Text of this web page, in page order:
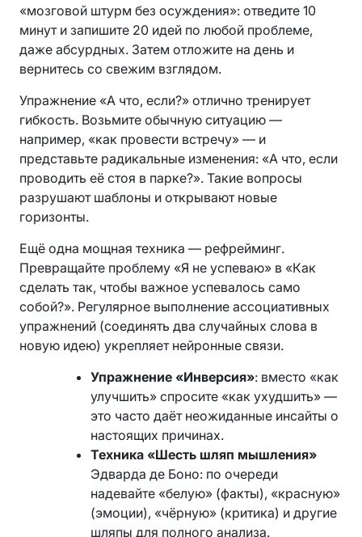
«мозговой штурм без осуждения»: отведите 10
минут и запишите 20 идей по любой проблеме,
даже абсурдных. Затем отложите на день и
вернитесь со свежим взглядом.
Упражнение «А что, если?» отлично тренирует
гибкость. Возьмите обычную ситуацию —
например, «как провести встречу» — и
представьте радикальные изменения: «А что, если
проводить её стоя в парке?». Такие вопросы
разрушают шаблоны и открывают новые
горизонты.
Ещё одна мощная техника — рефрейминг.
Превращайте проблему «Я не успеваю» в «Как
сделать так, чтобы важное успевалось само
собой?». Регулярное выполнение ассоциативных
упражнений (соединять два случайных слова в
новую идею) укрепляет нейронные связи.
Упражнение «Инверсия»: вместо «как
улучшить» спросите «как ухудшить» —
это часто даёт неожиданные инсайты о
настоящих причинах.
Техника «Шесть шляп мышления»
Эдварда де Боно: по очереди
надевайте «белую» (факты), «красную»
(эмоции), «чёрную» (критика) и другие
шляпы для полного анализа.